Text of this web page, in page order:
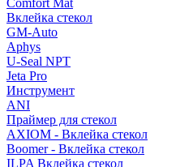
Comfort Mat
Вклейка стекол
GM-Auto
Aphys
U-Seal NPT
Jeta Pro
Инструмент
ANI
Праймер для стекол
AXIOM - Вклейка стекол
Boomer - Вклейка стекол
ILPA Вклейка стекол